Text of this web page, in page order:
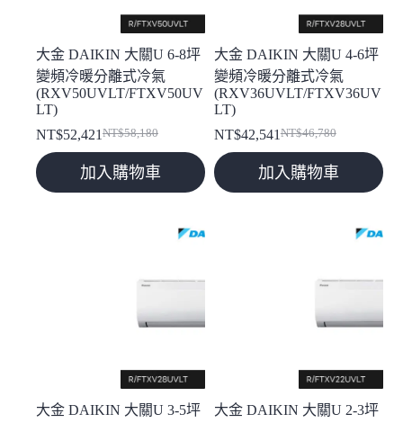
大金 DAIKIN 大關U 6-8坪
變頻冷暖分離式冷氣
(RXV50UVLT/FTXV50UV
LT)
NT$58,180
原
始
價
NT$52,421
目
前
價
加入購物車
大金 DAIKIN 大關U 4-6坪
變頻冷暖分離式冷氣
(RXV36UVLT/FTXV36UV
LT)
NT$46,780
原
始
價
NT$42,541
目
前
價
加入購物車
大金 DAIKIN 大關U 3-5坪
大金 DAIKIN 大關U 2-3坪